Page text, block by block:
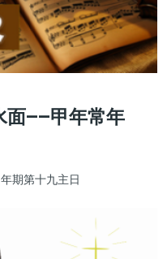
面——甲年常年
期第十九主日